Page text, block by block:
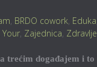
, BRDO cowork, Eduka
Your, Zajednica, Zdravlje
trećim događajem i to